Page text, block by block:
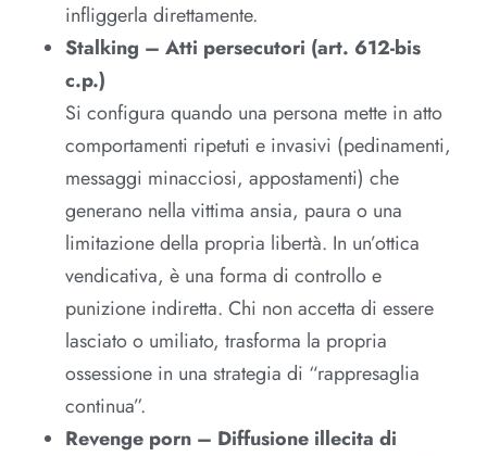
infliggerla direttamente.​
Stalking – Atti persecutori (art. 612-bis
c.p.)
Si configura quando una persona mette in atto
comportamenti ripetuti e invasivi (pedinamenti,
messaggi minacciosi, appostamenti) che
generano nella vittima ansia, paura o una
limitazione della propria libertà. In un’ottica
vendicativa, è una forma di controllo e
punizione indiretta. Chi non accetta di essere
lasciato o umiliato, trasforma la propria
ossessione in una strategia di “rappresaglia
continua”.​
Revenge porn – Diffusione illecita di